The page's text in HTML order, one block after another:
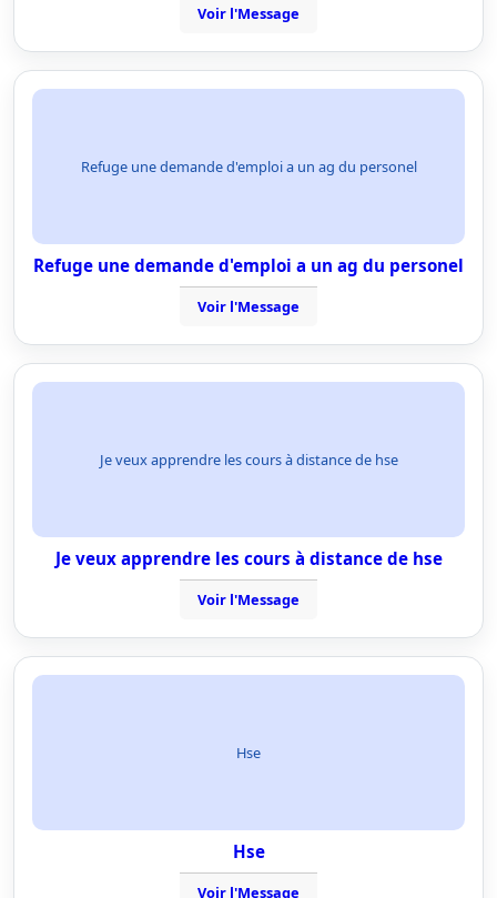
Voir l'Message
Refuge une demande d'emploi a un ag du personel
Refuge une demande d'emploi a un ag du personel
Voir l'Message
Je veux apprendre les cours à distance de hse
Je veux apprendre les cours à distance de hse
Voir l'Message
Hse
Hse
Voir l'Message